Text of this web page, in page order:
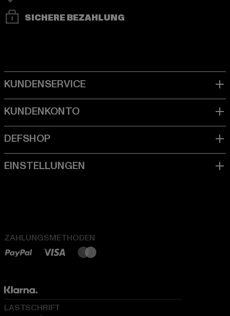
SICHERE BEZAHLUNG
ZAHLUNGSMETHODEN
LASTSCHRIFT